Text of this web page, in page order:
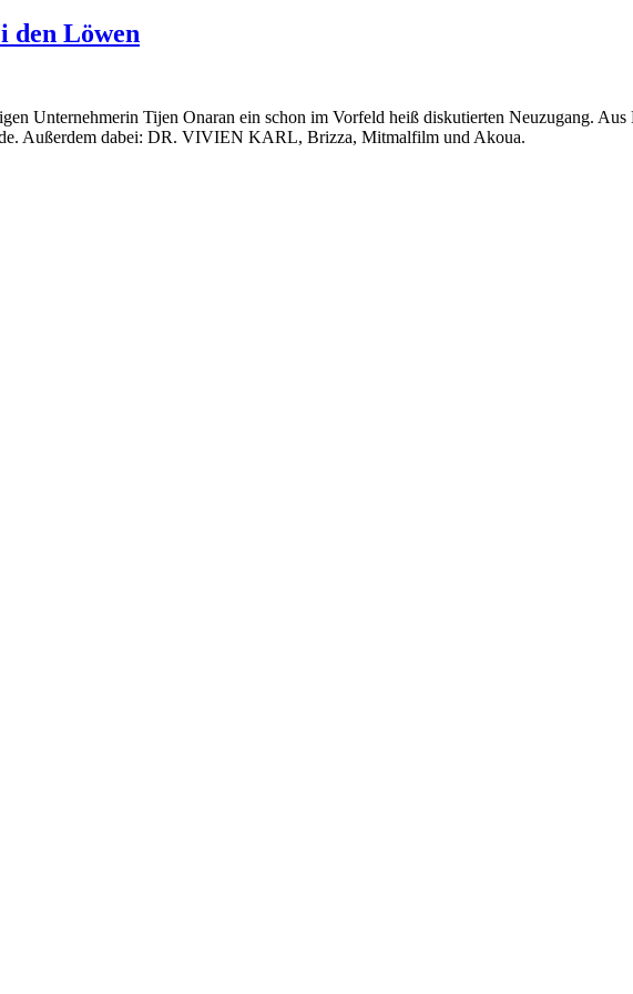
den Löwen
Unternehmerin Tijen Onaran ein schon im Vorfeld heiß diskutierten Neuzugang.
Außerdem dabei: DR. VIVIEN KARL, Brizza, Mitmalfilm und Akoua.